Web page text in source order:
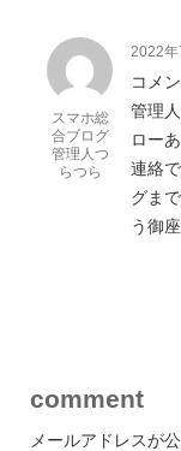
スマホ総
合ブログ
管理人つ
らつら
2022年
コメ
管理
ロー
連絡
グま
う御
comment
メールアドレスが